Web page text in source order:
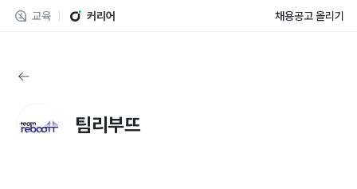
교육 커리어 채용공고 올리기
팀리부뜨